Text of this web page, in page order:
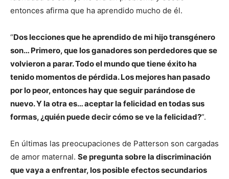
entonces afirma que ha aprendido mucho de él.
“Dos lecciones que he aprendido de mi hijo transgénero
son… Primero, que los ganadores son perdedores que se
volvieron a parar. Todo el mundo que tiene éxito ha
tenido momentos de pérdida. Los mejores han pasado
por lo peor, entonces hay que seguir parándose de
nuevo. Y la otra es… aceptar la felicidad en todas sus
formas, ¿quién puede decir cómo se ve la felicidad?”.
En últimas las preocupaciones de Patterson son cargadas
de amor maternal. Se pregunta sobre la discriminación
que vaya a enfrentar, los posible efectos secundarios